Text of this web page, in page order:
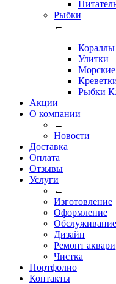
Рыбки
←
Улитки
Морские
Рыбки
Акции
О компании
←
Новости
Доставка
Оплата
Отзывы
Услуги
←
Изготовление
Оформление
Обслуживание
Дизайн
Ремонт
Чистка
Портфолио
Контакты